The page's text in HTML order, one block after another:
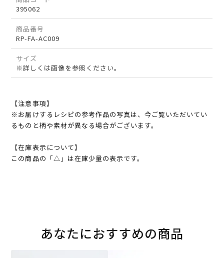
395062
商品番号
RP-FA-AC009
サイズ
※詳しくは画像を参照ください。
【注意事項】
※お届けするレシピの参考作品の写真は、今ご覧いただいてい
るものと柄や素材が異なる場合がございます。
【在庫表示について】
この商品の「△」は在庫少量の表示です。
あなたにおすすめの商品